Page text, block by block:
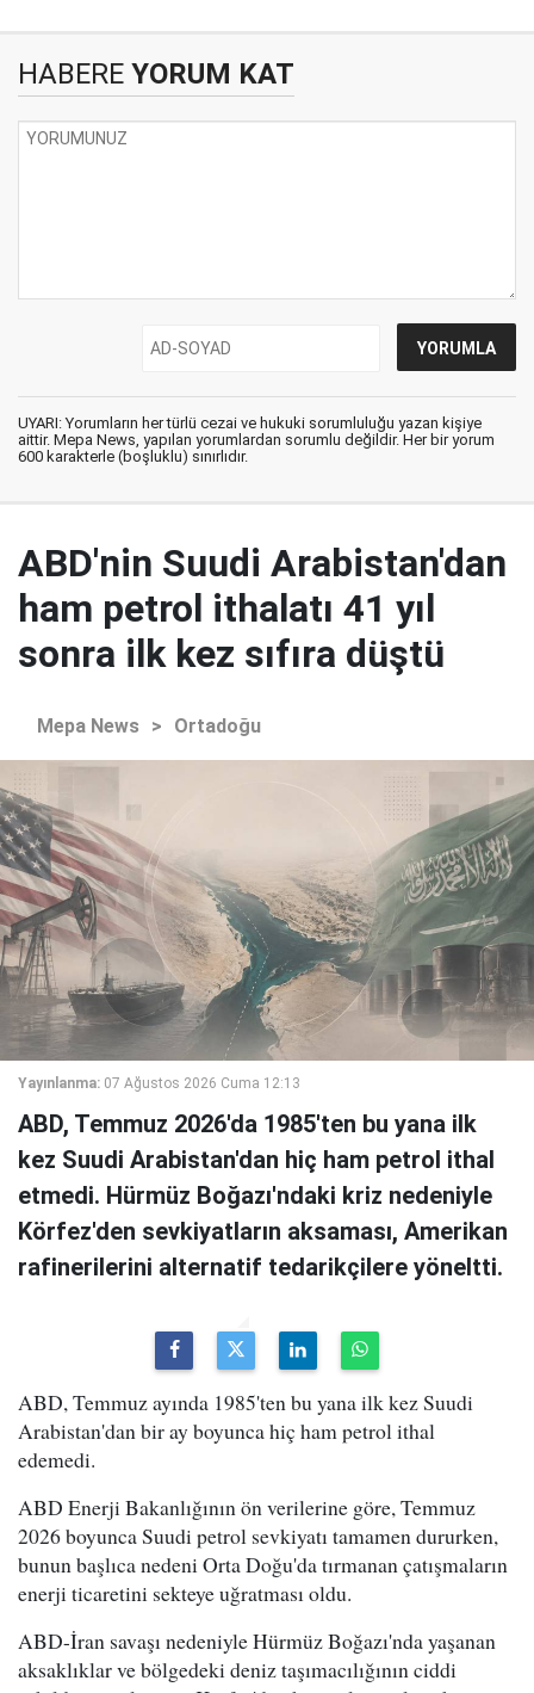
HABERE YORUM KAT
UYARI: Yorumların her türlü cezai ve hukuki sorumluluğu yazan kişiye
aittir. Mepa News, yapılan yorumlardan sorumlu değildir. Her bir yorum
600 karakterle (boşluklu) sınırlıdır.
ABD'nin Suudi Arabistan'dan
ham petrol ithalatı 41 yıl
sonra ilk kez sıfıra düştü
Mepa News > Ortadoğu
Yayınlanma: 07 Ağustos 2026 Cuma 12:13
ABD, Temmuz 2026'da 1985'ten bu yana ilk
kez Suudi Arabistan'dan hiç ham petrol ithal
etmedi. Hürmüz Boğazı'ndaki kriz nedeniyle
Körfez'den sevkiyatların aksaması, Amerikan
rafinerilerini alternatif tedarikçilere yöneltti.
ABD, Temmuz ayında 1985'ten bu yana ilk kez Suudi
Arabistan'dan bir ay boyunca hiç ham petrol ithal
edemedi.
ABD Enerji Bakanlığının ön verilerine göre, Temmuz
2026 boyunca Suudi petrol sevkiyatı tamamen dururken,
bunun başlıca nedeni Orta Doğu'da tırmanan çatışmaların
enerji ticaretini sekteye uğratması oldu.
ABD-İran savaşı nedeniyle Hürmüz Boğazı'nda yaşanan
aksaklıklar ve bölgedeki deniz taşımacılığının ciddi